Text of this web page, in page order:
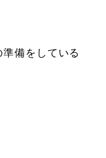
備をしている